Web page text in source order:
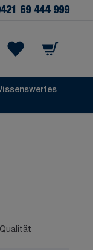
69 444 999
Warenkorb